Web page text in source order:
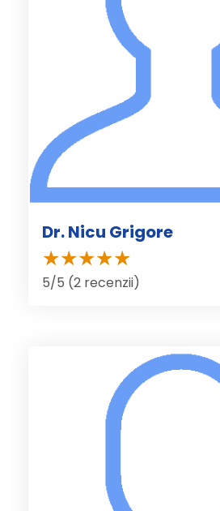
Dr. Nicu Grigore
5/5 (2 recenzii)